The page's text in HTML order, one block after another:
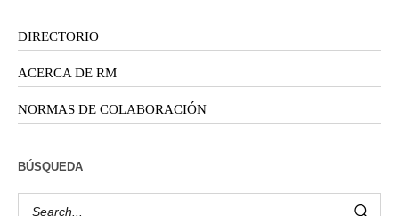
DIRECTORIO
ACERCA DE RM
NORMAS DE COLABORACIÓN
BÚSQUEDA